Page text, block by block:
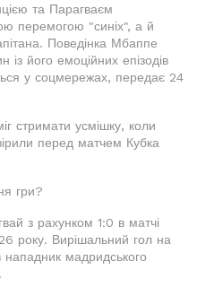
та Парагваєм
перемогою "синіх", а й
Поведінка Мбаппе
із його емоційних епізодів
у соцмережах, передає 24
стримати усмішку, коли
перед матчем Кубка
гри?
з рахунком 1:0 в матчі
року. Вирішальний гол на
нападник мадридського